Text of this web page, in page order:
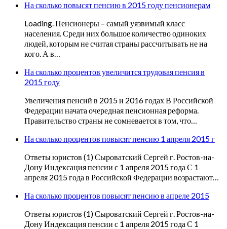
На сколько повысят пенсию в 2015 году пенсионерам
Loading. Пенсионеры – самый уязвимый класс
населения. Среди них большое количество одиноких
людей, которым не считая страны рассчитывать не на
кого. А в…
На сколько процентов увеличится трудовая пенсия в
2015 году
Увеличения пенсий в 2015 и 2016 годах В Российской
Федерации начата очередная пенсионная реформа.
Правительство страны не сомневается в том, что…
На сколько процентов повысят пенсию 1 апреля 2015 г
Ответы юристов (1) Сыроватский Сергей г. Ростов-на-
Дону Индексация пенсии с 1 апреля 2015 года С 1
апреля 2015 года в Российской Федерации возрастают…
На сколько процентов повысят пенсию в апреле 2015
Ответы юристов (1) Сыроватский Сергей г. Ростов-на-
Дону Индексация пенсии с 1 апреля 2015 года С 1